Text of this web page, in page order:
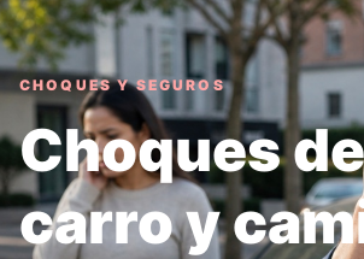
CHOQUES Y SEGUROS
Choques de
carro y